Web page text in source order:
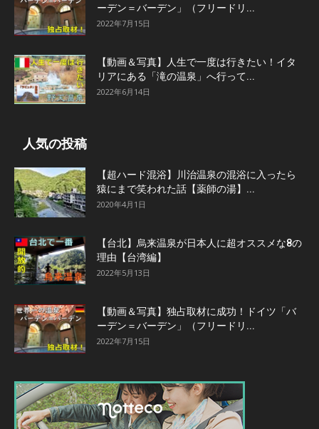
ーデン＝バーデン」（フリードリ...
2022年7月15日
【動画＆写真】人生で一度は行きたい！イタ
リアにある「滝の温泉」へ行って...
2022年6月14日
人気の投稿
【超ハード混浴】川治温泉の混浴に入ったら
猿にまで笑われた話【薬師の湯】...
2020年4月1日
【台北】烏来温泉が日本人に超オススメな8の
理由【台湾編】
2022年5月13日
【動画＆写真】独占取材に成功！ドイツ「バ
ーデン＝バーデン」（フリードリ...
2022年7月15日